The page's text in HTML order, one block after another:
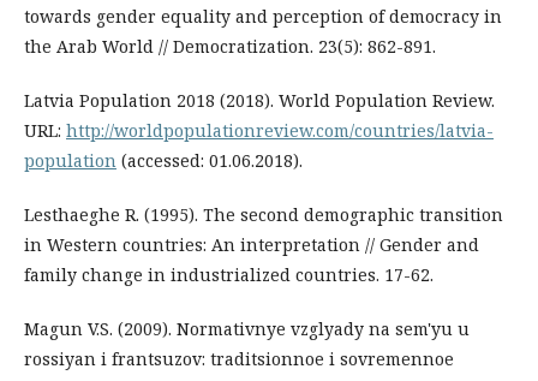
towards gender equality and perception of democracy in
the Arab World // Democratization. 23(5): 862-891.
Latvia Population 2018 (2018). World Population Review.
URL: http://worldpopulationreview.com/countries/latvia-
population (accessed: 01.06.2018).
Lesthaeghe R. (1995). The second demographic transition
in Western countries: An interpretation // Gender and
family change in industrialized countries. 17-62.
Magun V.S. (2009). Normativnye vzglyady na sem'yu u
rossiyan i frantsuzov: traditsionnoe i sovremennoe